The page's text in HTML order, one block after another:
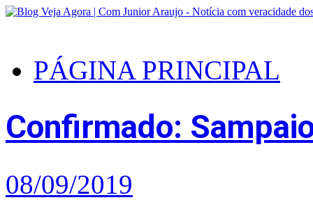
PÁGINA PRINCIPAL
Confirmado:
08/09/2019